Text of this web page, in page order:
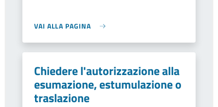
VAI ALLA PAGINA
Chiedere l'autorizzazione alla
esumazione, estumulazione o
traslazione